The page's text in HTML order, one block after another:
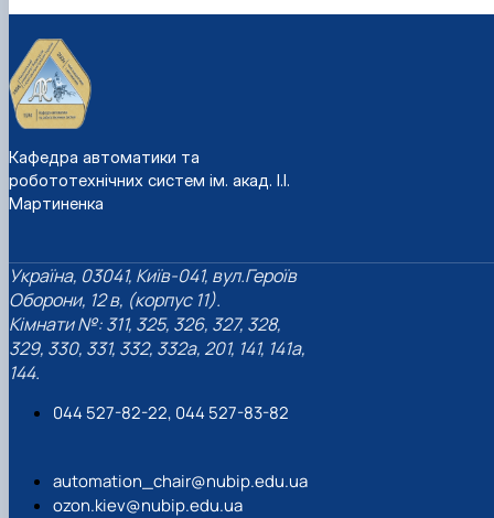
Кафедра автоматики та
робототехнічних систем ім. акад. І.І.
Мартиненка
Україна, 03041, Київ-041, вул.Героїв
Оборони, 12 в, (корпус 11).
Кімнати №: 311, 325, 326, 327, 328,
329, 330, 331, 332, 332а, 201, 141, 141а,
144.
044 527-82-22, 044 527-83-82
automation_chair@nubip.edu.ua
ozon.kiev@nubip.edu.ua